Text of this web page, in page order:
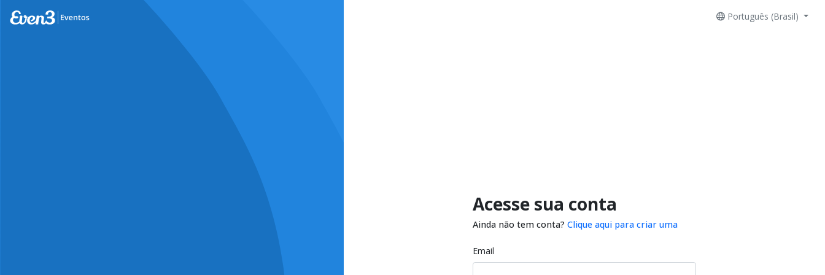
Português (Brasil)
Acesse sua conta
Ainda não tem conta? Clique aqui para criar uma
Email